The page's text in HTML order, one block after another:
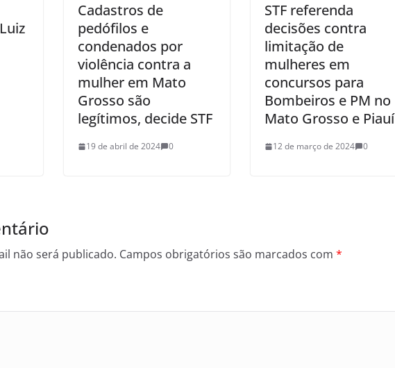
Cadastros de
pedófilos e
condenados por
violência contra a
mulher em Mato
Grosso são
legítimos, decide STF
19 de abril de 2024 0
STF referenda
decisões contra
limitação de
mulheres em
concursos para
Bombeiros e PM no
Mato Grosso e Piauí
12 de março de 2024 0
não será publicado. Campos obrigatórios são marcados com *